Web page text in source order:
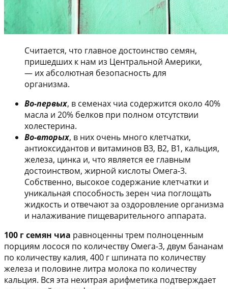
Считается, что главное достоинство семян,
пришедших к нам из Центральной Америки,
— их абсолютная безопасность для
организма.
Во-первых, в семенах чиа содержится около 40%
масла и 20% белков при полном отсутствии
холестерина.
Во-вторых, в них очень много клетчатки,
антиоксидантов и витаминов В3, В2, В1, кальция,
железа, цинка и, что является ее главным
достоинством, жирной кислоты Омега-3.
Собственно, высокое содержание клетчатки и
уникальная способность зерен чиа поглощать
жидкость и отвечают за оздоровление организма
и налаживание пищеварительного аппарата.
100 г семян чиа равноценны трем полноценным
порциям лосося по количеству Омега-3, двум бананам
по количеству калия, 400 г шпината по количеству
железа и половине литра молока по количеству
кальция. Вся эта нехитрая арифметика подтверждает